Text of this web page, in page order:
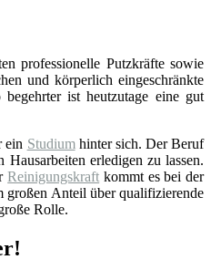
professionelle Putzkräfte sowie
und körperlich eingeschränkte
ist heutzutage eine gut
ein Studiumhinter sich. Der Beruf
erledigen zu lassen.
Reinigungskraft kommt es bei der
großen Anteil über qualifizierende
Rolle.